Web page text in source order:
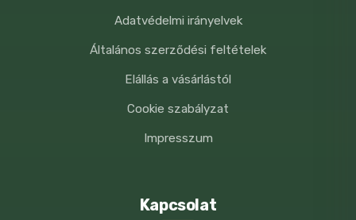
Adatvédelmi irányelvek
Általános szerződési feltételek
Elállás a vásárlástól
Cookie szabályzat
Impresszum
Kapcsolat